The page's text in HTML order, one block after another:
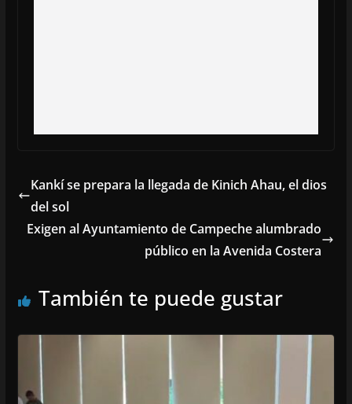
Kankí se prepara la llegada de Kinich Ahau, el dios
del sol
Exigen al Ayuntamiento de Campeche alumbrado
público en la Avenida Costera
También te puede gustar